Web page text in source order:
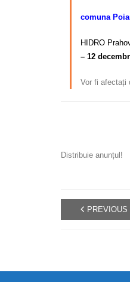
comuna
HIDRO
– 12
Vor fi afectați
Distribuie anunțul!
PREVIOUS